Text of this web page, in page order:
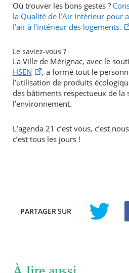
Où trouver les bons gestes ?
la Qualité de l’Air Intérieur pour
l’air à l’intérieur des logements.
Le saviez-vous ?
La Ville de Mérignac, avec le
HSEN
, a formé tout le
l’utilisation de produits
des bâtiments respectueux de la
l’environnement.
L’agenda 21 c’est vous, c’est
c’est tous les jours !
PARTAGERSUR